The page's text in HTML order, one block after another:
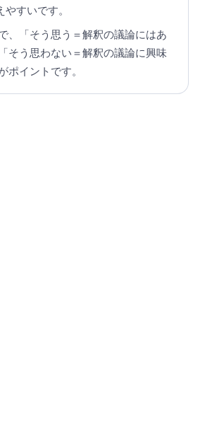
すいです。
、「そう思う＝解釈の議論にはあ
そう思わない＝解釈の議論に興味
ポイントです。